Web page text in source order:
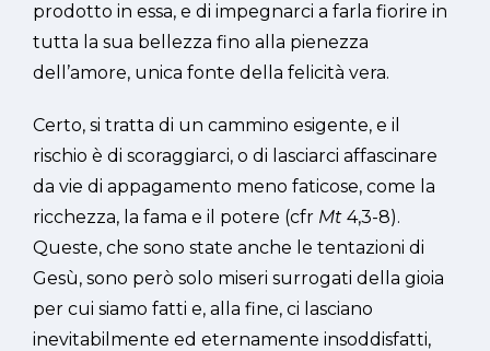
prodotto in essa, e di impegnarci a farla fiorire in
tutta la sua bellezza fino alla pienezza
dell’amore, unica fonte della felicità vera.
Certo, si tratta di un cammino esigente, e il
rischio è di scoraggiarci, o di lasciarci affascinare
da vie di appagamento meno faticose, come la
ricchezza, la fama e il potere (cfr Mt 4,3-8).
Queste, che sono state anche le tentazioni di
Gesù, sono però solo miseri surrogati della gioia
per cui siamo fatti e, alla fine, ci lasciano
inevitabilmente ed eternamente insoddisfatti,